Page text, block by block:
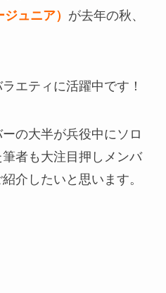
ュニア） が去年の秋、
エティに活躍中です！
の大半が兵役中にソロ
者も大注目押しメンバ
介したいと思います。